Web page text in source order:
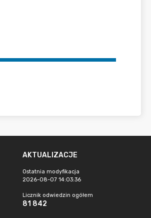
AKTUALIZACJE
Ostatnia modyfikacja
2026-08-07 14:03:36
Licznik odwiedzin ogółem
81 842